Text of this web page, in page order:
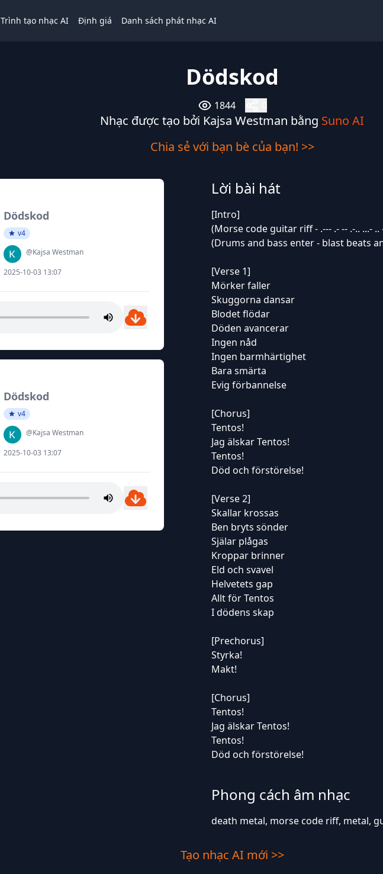
Trình tạo nhạc AI Định giá Danh sách phát nhạc AI
Dödskod
1844
Nhạc được tạo bởi Kajsa Westman bằng Suno AI
Chia sẻ với bạn bè của bạn! >>
Dödskod
v4
@Kajsa Westman
2025-10-03 13:07
Dödskod
v4
@Kajsa Westman
2025-10-03 13:07
Lời bài hát
[Intro]
(Morse code guitar riff - .--- .- -- .-.. ...- .. -
(Drums and bass enter - blast beats
[Verse 1]
Mörker faller
Skuggorna dansar
Blodet flödar
Döden avancerar
Ingen nåd
Ingen barmhärtighet
Bara smärta
Evig förbannelse
[Chorus]
Tentos!
Jag älskar Tentos!
Tentos!
Död och förstörelse!
[Verse 2]
Skallar krossas
Ben bryts sönder
Själar plågas
Kroppar brinner
Eld och svavel
Helvetets gap
Allt för Tentos
I dödens skap
[Prechorus]
Styrka!
Makt!
[Chorus]
Tentos!
Jag älskar Tentos!
Tentos!
Död och förstörelse!
Phong cách âm nhạc
death metal, morse code riff, metal,
Tạo nhạc AI mới >>